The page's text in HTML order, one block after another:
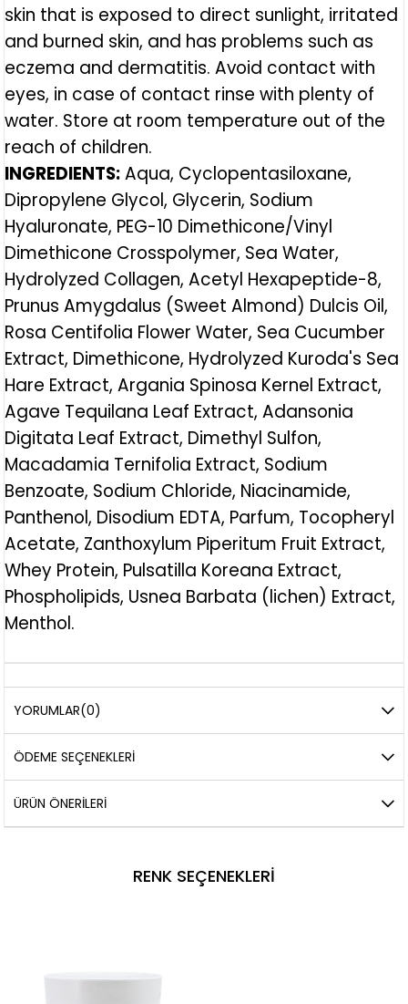
skin that is exposed to direct sunlight, irritated
and burned skin, and has problems such as
eczema and dermatitis. Avoid contact with
eyes, in case of contact rinse with plenty of
water. Store at room temperature out of the
reach of children.
INGREDIENTS:Aqua, Cyclopentasiloxane,
Dipropylene Glycol, Glycerin, Sodium
Hyaluronate, PEG-10 Dimethicone/Vinyl
Dimethicone Crosspolymer, Sea Water,
Hydrolyzed Collagen, Acetyl Hexapeptide-8,
Prunus Amygdalus (Sweet Almond) Dulcis Oil,
Rosa Centifolia Flower Water, Sea Cucumber
Extract, Dimethicone, Hydrolyzed Kuroda's Sea
Hare Extract, Argania Spinosa Kernel Extract,
Agave Tequilana Leaf Extract, Adansonia
Digitata Leaf Extract, Dimethyl Sulfon,
Macadamia Ternifolia Extract, Sodium
Benzoate, Sodium Chloride, Niacinamide,
Panthenol, Disodium EDTA, Parfum, Tocopheryl
Acetate, Zanthoxylum Piperitum Fruit Extract,
Whey Protein, Pulsatilla Koreana Extract,
Phospholipids, Usnea Barbata (lichen) Extract,
Menthol.
YORUMLAR(0)
ÖDEME SEÇENEKLERI
ÜRÜN ÖNERILERI
RENK SEÇENEKLERI